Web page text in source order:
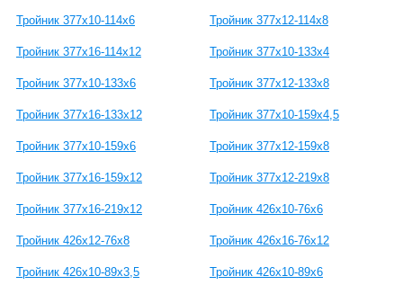
Тройник 377х10-114х6 Тройник 377х12-114х8
Тройник 377х16-114х12 Тройник 377х10-133х4
Тройник 377х10-133х6 Тройник 377х12-133х8
Тройник 377х16-133х12 Тройник 377х10-159х4,5
Тройник 377х10-159х6 Тройник 377х12-159х8
Тройник 377х16-159х12 Тройник 377х12-219х8
Тройник 377х16-219х12 Тройник 426х10-76х6
Тройник 426х12-76х8 Тройник 426х16-76х12
Тройник 426х10-89х3,5 Тройник 426х10-89х6